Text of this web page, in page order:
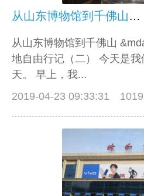
从山东博物馆到千佛山——山东三地自由行记（二）
从山东博物馆到千佛山
地自由行记（二） 今天是
天。 早上，我...
2019-04-23 09:33:31